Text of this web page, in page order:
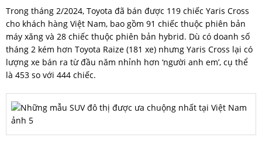
Trong tháng 2/2024, Toyota đã bán được 119 chiếc Yaris Cross
cho khách hàng Việt Nam, bao gồm 91 chiếc thuộc phiên bản
máy xăng và 28 chiếc thuộc phiên bản hybrid. Dù có doanh số
tháng 2 kém hơn Toyota Raize (181 xe) nhưng Yaris Cross lại có
lượng xe bán ra từ đầu năm nhỉnh hơn ‘người anh em’, cụ thể
là 453 so với 444 chiếc.